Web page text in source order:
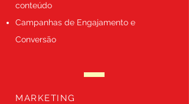
conteúdo
Campanhas de Engajamento e
Conversão
MARKETING